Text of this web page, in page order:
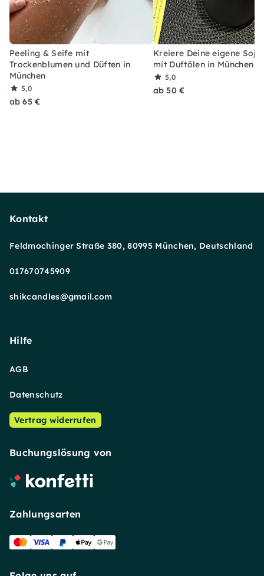
Peeling & Seife mit
Trockenblumen und Düften in
München
5,0
ab 65 €
Kreiere Deine eigene
mit Duftölen in München
5,0
ab 50 €
Kontakt
Feldmochinger Straße 380, 80995 München, Deutschland
017670745909
shikcandles@gmail.com
Hilfe
AGB
Datenschutz
Vertrag widerrufen
Buchungslösung von
Zahlungsarten